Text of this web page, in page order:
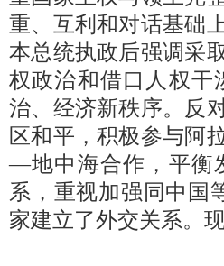
重、互利和对话基础
本总统执政后强调采
权政治和借口人权干
治、经济新秩序。反
区和平，积极参与阿
—地中海合作，平衡
系，重视加强同中国
家建立了外交关系。